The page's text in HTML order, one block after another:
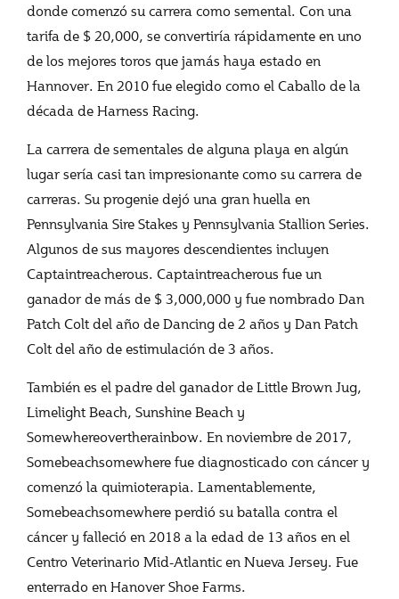
donde comenzó su carrera como semental. Con una
tarifa de $ 20,000, se convertiría rápidamente en uno
de los mejores toros que jamás haya estado en
Hannover. En 2010 fue elegido como el Caballo de la
década de Harness Racing.
La carrera de sementales de alguna playa en algún
lugar sería casi tan impresionante como su carrera de
carreras. Su progenie dejó una gran huella en
Pennsylvania Sire Stakes y Pennsylvania Stallion Series.
Algunos de sus mayores descendientes incluyen
Captaintreacherous. Captaintreacherous fue un
ganador de más de $ 3,000,000 y fue nombrado Dan
Patch Colt del año de Dancing de 2 años y Dan Patch
Colt del año de estimulación de 3 años.
También es el padre del ganador de Little Brown Jug,
Limelight Beach, Sunshine Beach y
Somewhereovertherainbow. En noviembre de 2017,
Somebeachsomewhere fue diagnosticado con cáncer y
comenzó la quimioterapia. Lamentablemente,
Somebeachsomewhere perdió su batalla contra el
cáncer y falleció en 2018 a la edad de 13 años en el
Centro Veterinario Mid-Atlantic en Nueva Jersey. Fue
enterrado en Hanover Shoe Farms.